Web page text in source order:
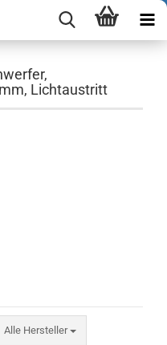
Lichtaustritt
Alle Hersteller